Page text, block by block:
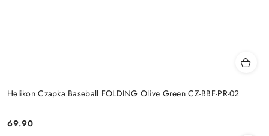
Helikon Czapka Baseball FOLDING Olive Green CZ-BBF-PR-02
Cena:
69.90